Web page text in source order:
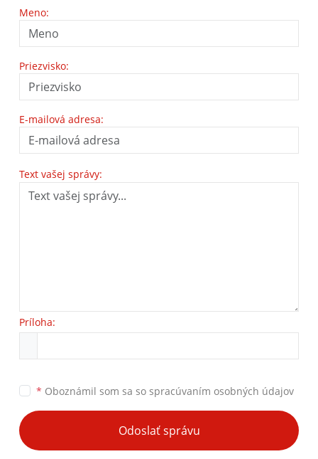
Meno:
Priezvisko:
E-mailová adresa:
Text vašej správy:
Príloha:
* Oboznámil som sa so spracúvaním osobných údajov
Odoslať správu